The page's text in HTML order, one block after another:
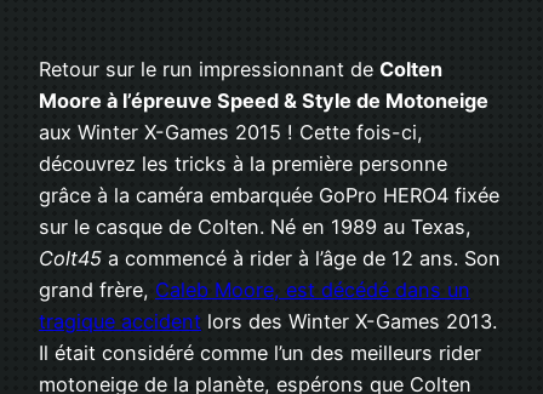
Retour sur le run impressionnant de Colten
Moore à l’épreuve Speed & Style de Motoneige
aux Winter X-Games 2015 ! Cette fois-ci,
découvrez les tricks à la première personne
grâce à la caméra embarquée GoPro HERO4 fixée
sur le casque de Colten. Né en 1989 au Texas,
Colt45 a commencé à rider à l’âge de 12 ans. Son
grand frère, Caleb Moore, est décédé dans un
tragique accident lors des Winter X-Games 2013.
Il était considéré comme l’un des meilleurs rider
motoneige de la planète, espérons que Colten